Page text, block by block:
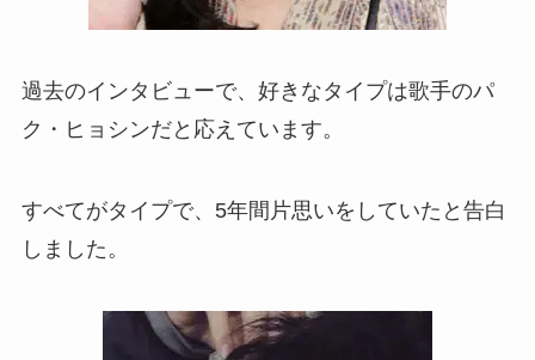
過去のインタビューで、好きなタイプは歌手のパ
ク・ヒョシンだと応えています。
すべてがタイプで、5年間片思いをしていたと告白
しました。